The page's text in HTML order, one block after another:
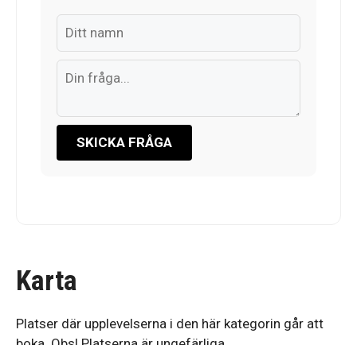
SKICKA FRÅGA
Karta
Platser där upplevelserna i den här kategorin går att